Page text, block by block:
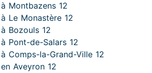
Montbazens 12
Le Monastère 12
Bozouls 12
Pont-de-Salars 12
Comps-la-Grand-Ville 12
Aveyron 12